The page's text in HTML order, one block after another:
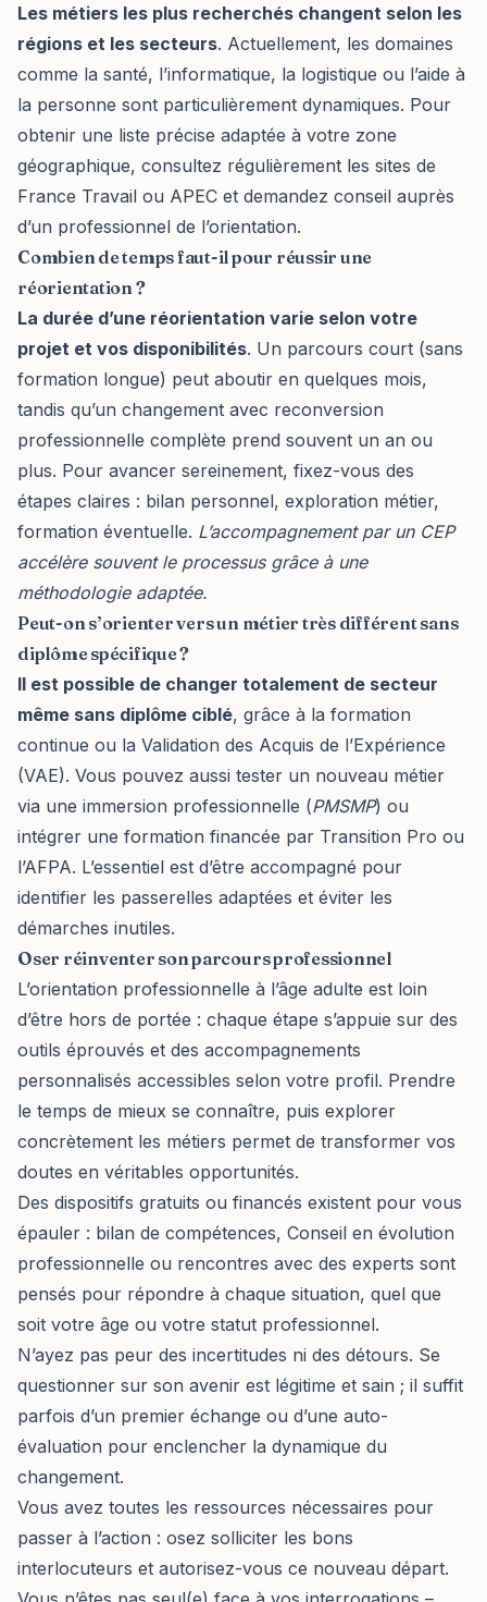
Les métiers les plus recherchés changent selon les
régions et les secteurs. Actuellement, les domaines
comme la santé, l’informatique, la logistique ou l’aide à
la personne sont particulièrement dynamiques. Pour
obtenir une liste précise adaptée à votre zone
géographique, consultez régulièrement les sites de
France Travail ou APEC et demandez conseil auprès
d’un professionnel de l’orientation.
Combien de temps faut-il pour réussir une
réorientation ?
La durée d’une réorientation varie selon votre
projet et vos disponibilités. Un parcours court (sans
formation longue) peut aboutir en quelques mois,
tandis qu’un changement avec reconversion
professionnelle complète prend souvent un an ou
plus. Pour avancer sereinement, fixez-vous des
étapes claires : bilan personnel, exploration métier,
formation éventuelle. L’accompagnement par un CEP
accélère souvent le processus grâce à une
méthodologie adaptée.
Peut-on s’orienter vers un métier très différent sans
diplôme spécifique ?
Il est possible de changer totalement de secteur
même sans diplôme ciblé, grâce à la formation
continue ou la Validation des Acquis de l’Expérience
(VAE). Vous pouvez aussi tester un nouveau métier
via une immersion professionnelle (PMSMP) ou
intégrer une formation financée par Transition Pro ou
l’AFPA. L’essentiel est d’être accompagné pour
identifier les passerelles adaptées et éviter les
démarches inutiles.
Oser réinventer son parcours professionnel
L’orientation professionnelle à l’âge adulte est loin
d’être hors de portée : chaque étape s’appuie sur des
outils éprouvés et des accompagnements
personnalisés accessibles selon votre profil. Prendre
le temps de mieux se connaître, puis explorer
concrètement les métiers permet de transformer vos
doutes en véritables opportunités.
Des dispositifs gratuits ou financés existent pour vous
épauler : bilan de compétences, Conseil en évolution
professionnelle ou rencontres avec des experts sont
pensés pour répondre à chaque situation, quel que
soit votre âge ou votre statut professionnel.
N’ayez pas peur des incertitudes ni des détours. Se
questionner sur son avenir est légitime et sain ; il suffit
parfois d’un premier échange ou d’une auto-
évaluation pour enclencher la dynamique du
changement.
Vous avez toutes les ressources nécessaires pour
passer à l’action : osez solliciter les bons
interlocuteurs et autorisez-vous ce nouveau départ.